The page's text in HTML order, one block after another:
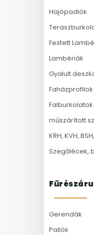
Hajópadlók
Festett
Lambériák
Gyalult
Faházprofilok
Falburkolatok
műszárított
KRH, KVH,
Szegőlécek,
Fűrészáru
Gerendák
Pallók